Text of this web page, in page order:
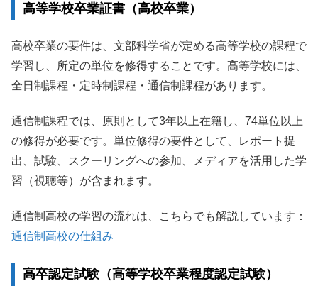
高等学校卒業証書（高校卒業）
高校卒業の要件は、文部科学省が定める高等学校の課程で
学習し、所定の単位を修得することです。高等学校には、
全日制課程・定時制課程・通信制課程があります。
通信制課程では、原則として3年以上在籍し、74単位以上
の修得が必要です。単位修得の要件として、レポート提
出、試験、スクーリングへの参加、メディアを活用した学
習（視聴等）が含まれます。
通信制高校の学習の流れは、こちらでも解説しています：
通信制高校の仕組み
高卒認定試験（高等学校卒業程度認定試験）